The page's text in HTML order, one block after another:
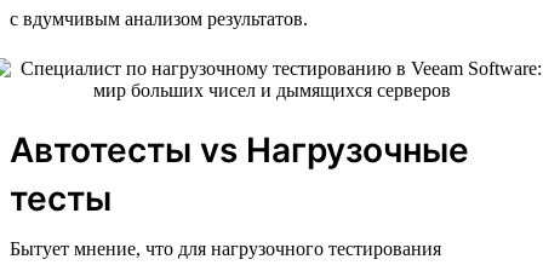
с вдумчивым анализом результатов.
Автотесты vs Нагрузочные
тесты
Бытует мнение, что для нагрузочного тестирования